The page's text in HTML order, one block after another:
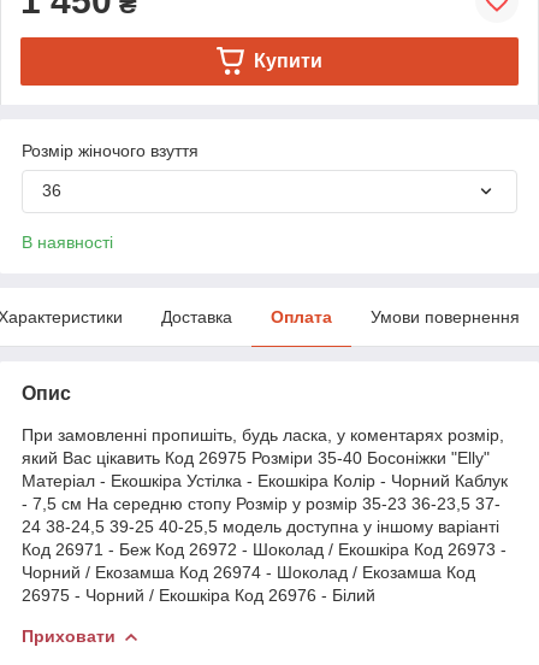
Купити
Розмір жіночого взуття
36
В наявності
Доставка Оплата Умови повернення
Опис
При замовленні пропишіть, будь ласка, у коментарях розмір,
який Вас цікавить Код 26975 Розміри 35-40 Босоніжки "Elly"
Матеріал - Екошкіра Устілка - Екошкіра Колір - Чорний Каблук
- 7,5 см На середню стопу Розмір у розмір 35-23 36-23,5 37-
24 38-24,5 39-25 40-25,5 модель доступна у іншому варіанті
Код 26971 - Беж Код 26972 - Шоколад / Екошкіра Код 26973 -
Чорний / Екозамша Код 26974 - Шоколад / Екозамша Код
26975 - Чорний / Екошкіра Код 26976 - Білий
Приховати